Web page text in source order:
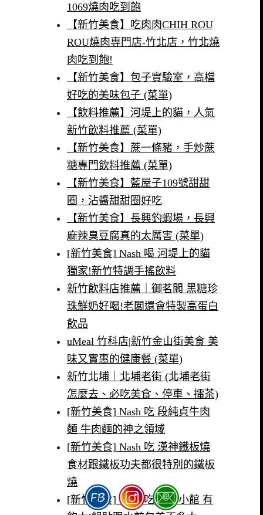
1069燒肉吃到飽
【新竹美食】吃肉肉CHIH ROU
ROU燒肉専門店-竹北店，竹北燒
肉吃到飽!
【新竹美食】包子實驗室，高檔
好吃的美味包子 (菜單)
【飲料推薦】河堤上的貓，人氣
新竹飲料推薦 (菜單)
【新竹美食】蔗一條豬，手炒蔗
糖專門飲料推薦 (菜單)
【新竹美食】藍屋子109號甜甜
圈，沾醬甜甜圈好吃
【新竹美食】長興釣蝦場，長興
麻辣臭豆腐真的太厲害 (菜單)
[新竹美食] Nash 喝 河堤上的貓
獨家!新竹特調手搖飲料
新竹飲料店推薦｜御茗閣 黑糖珍
珠鮮奶好喝!老闆還會特製高蛋白
飲品
uMeal 竹科店|新竹金山街美食 美
味又實惠的健康餐 (菜單)
新竹北埔｜北埔老街 (北埔老街
怎麼去、必吃美食、停車、擂茶)
[新竹美食] Nash 吃 段純貞牛肉
麵 牛肉麵的神之領域
[新竹美食] Nash 吃 漢神鐵板燒
食材跟鐵板功夫都很特別的鐵板
燒
[新竹美食] Nash 吃 龍昌小館 有